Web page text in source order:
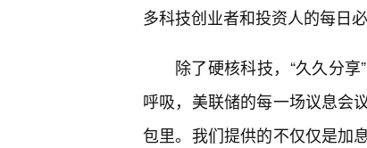
多科技创业者和投资人的每日必
除了硬核科技，“久久分
呼吸，美联储的每一场议息会
包里。我们提供的不仅仅是加